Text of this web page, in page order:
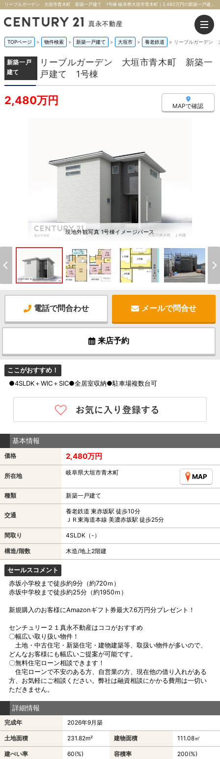
TOPページ > 物件検索 > 新築一戸建て > 大垣市 > 養老鉄道 > リーブルガーデン
新築一戸
建て
リーブルガーデン 大垣市青木町 新築一
戸建て 1号棟
2,480万円 MAPで確認
現地外観写真 1号棟イメージパース
電話で問合わせ メールで問合せ
来店予約
ここがおすすめ！
●4SLDK＋WIC＋SIC●全居室収納●駐車場複数台可
基本情報
価格 2,480万円
所在地 岐阜県大垣市青木町
MAP
種類 新築一戸建て
交通
養老鉄道 東赤坂駅 徒歩10分
ＪＲ東海道本線 美濃赤坂駅 徒歩25分
間取り 4SLDK（-）
構造/階数 木造/地上2階建
セールスコメント
赤坂小学校まで徒歩約9分（約720ｍ）
赤坂中学校まで徒歩約25分（約1950ｍ）
新規購入のお客様にAmazonギフト券最大7.6万円分プレゼント！
センチュリー２１真永不動産はココがおすすめ
〇幅広い取り扱い物件！
土地・中古住宅・新築住宅・建物建築等、取扱い物件が多いので、
どんなお客様にも幅広いご提案が可能です。
〇無料住宅ローン相談できます！
住宅ローンで不安のある方、自営業の方、現在他の借り入れがある
方、お気軽にご相談ください。弊社は融資相談にかかる費用は一切い
ただきません。
詳細情報
完成年 2026年9月築
土地面積 231.82m² 建物面積 111.08㎡
建ぺい率 60(%) 容積率 200(%)